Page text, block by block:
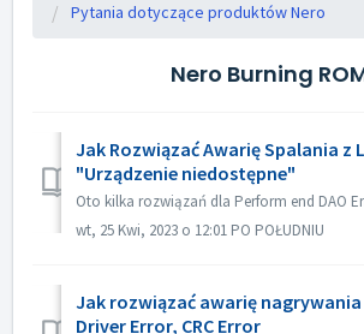
Pytania dotyczące produktów Nero
Nero Burning
Jak Rozwiązać Awarię Spalania z
"Urządzenie niedostępne"
wt, 25 Kwi, 2023 o 12:01 PO POŁUDNIU
Jak rozwiązać awarię nagrywania
Driver Error, CRC Error